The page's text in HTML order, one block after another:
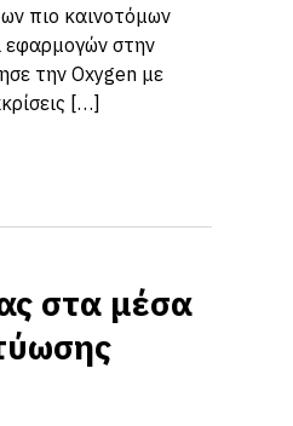
πιο καινοτόμων
εφαρμογών στην
την Oxygen με
[…]
στα μέσα